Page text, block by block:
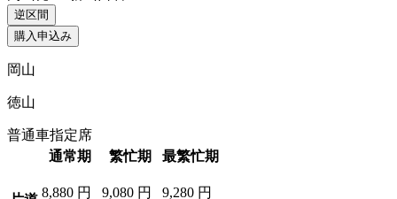
逆区間
購入申込み
岡山
徳山
普通車指定席
通常期
繁忙期 最繁忙期
8,880 円 9,080 円 9,280 円